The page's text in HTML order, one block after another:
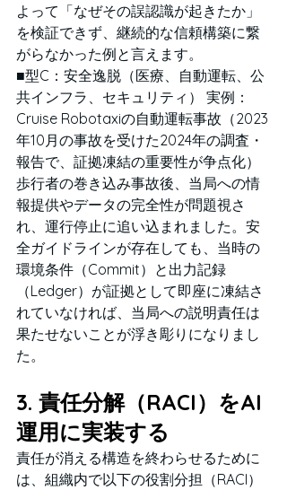
よって「なぜその誤認識が起きたか」
を検証できず、継続的な信頼構築に繋
がらなかった例と言えます。
■型C：安全逸脱（医療、自動運転、公
共インフラ、セキュリティ） 実例：
Cruise Robotaxiの自動運転事故（2023
年10月の事故を受けた2024年の調査・
報告で、証拠凍結の重要性が争点化）
歩行者の巻き込み事故後、当局への情
報提供やデータの完全性が問題視さ
れ、運行停止に追い込まれました。安
全ガイドラインが存在しても、当時の
環境条件（Commit）と出力記録
（Ledger）が証拠として即座に凍結さ
れていなければ、当局への説明責任は
果たせないことが浮き彫りになりまし
た。
3. 責任分解（RACI）をAI
運用に実装する
責任が消える構造を終わらせるために
は、組織内で以下の役割分担（RACI）